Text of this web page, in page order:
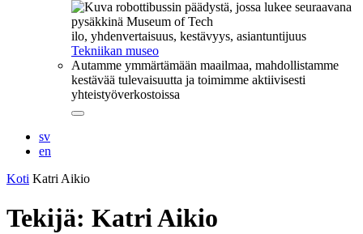
ilo, yhdenvertaisuus, kestävyys, asiantuntijuus
Tekniikan museo
Autamme ymmärtämään maailmaa, mahdollistamme
kestävää tulevaisuutta ja toimimme aktiivisesti
yhteistyöverkostoissa
Sulje
sv
en
Koti Katri Aikio
Tekijä: Katri Aikio